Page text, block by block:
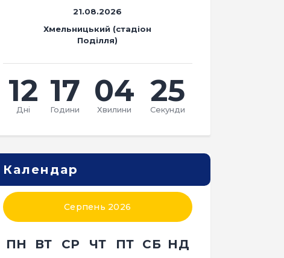
21.08.2026
Хмельницький (стадіон
Поділля)
12
Дні
17
Години
04
Хвилини
24
Секунди
Календар
Серпень 2026
ПН ВТ СР ЧТ ПТ СБ НД